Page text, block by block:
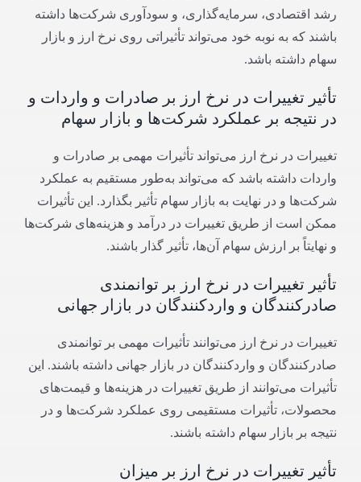
رشد اقتصادی، سرمایه‌گذاری، و سودآوری شرکت‌ها داشته
باشند که به نوبه خود می‌تواند تأثیراتی روی نرخ ارز و بازار
سهام داشته باشد.
تأثیر تغییرات در نرخ ارز بر صادرات و واردات و
در نتیجه بر عملکرد شرکت‌ها و بازار سهام
تغییرات در نرخ ارز می‌تواند تأثیرات مهمی بر صادرات و
واردات داشته باشد که می‌تواند به‌طور مستقیم به عملکرد
شرکت‌ها و در نهایت به بازار سهام تأثیر بگذارد. این تأثیرات
ممکن است از طریق تغییرات در درآمد و هزینه‌های شرکت‌ها
و نهایتاً بر ارزش سهام آن‌ها، تأثیر گذار باشند.
تأثیر تغییرات در نرخ ارز بر توانمندی
صادرکنندگان و واردکنندگان در بازار جهانی
تغییرات در نرخ ارز می‌توانند تأثیرات مهمی بر توانمندی
صادرکنندگان و واردکنندگان در بازار جهانی داشته باشند. این
تأثیرات می‌توانند از طریق تغییرات در هزینه‌ها و قیمت‌های
محصولات، تأثیرات مستقیمی روی عملکرد شرکت‌ها و در
نتیجه بر بازار سهام داشته باشند.
تأثیر تغییرات در نرخ ارز بر میزان